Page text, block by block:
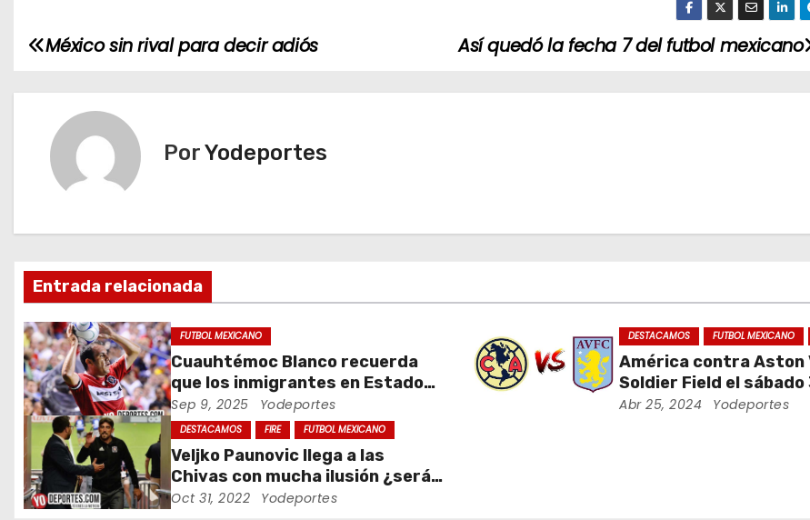
N
a
a
c
i
ó
n
d
e
e
Así quedó la fecha 7 del futbol mexicano
México sin rival para decir adiós
PorYodeportes
Entrada relacionada
FUTBOL MEXICANO
Cuauhtémoc Blanco recuerda
que los inmigrantes en Estados
Unidos son gente trabajadora
Sep 9, 2025 Yodeportes
DESTACAMOS FUTBOL MEXICANO
América contra Aston
Soldier Field el sábado
agosto
Abr 25, 2024 Yodeportes
DESTACAMOS FIRE FUTBOL MEXICANO
Veljko Paunovic llega a las
Chivas con mucha ilusión ¿será
suficiente?
Oct 31, 2022 Yodeportes